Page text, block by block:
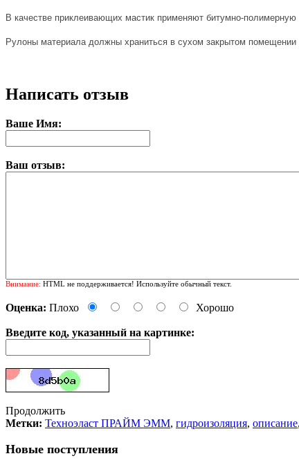
В качестве приклеивающих мастик применяют битумно-
Рулоны материала должны храниться в сухом закрытом
Написать отзыв
Ваше Имя:
Ваш отзыв:
Внимание: HTML не поддерживается! Используйте обычный текст.
Оценка: Плохо Хорошо
Введите код, указанный на картинке:
Продолжить
Метки: Техноэласт ПРАЙМ ЭММ, гидроизоляция, описание,
Новые поступления